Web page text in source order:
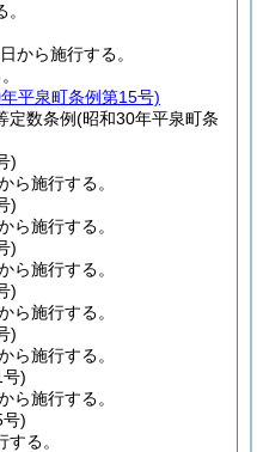
から施行する。
平泉町条例第15号)
定数条例(昭和30年平泉町条
)
ら施行する。
)
ら施行する。
)
ら施行する。
)
ら施行する。
)
ら施行する。
)
ら施行する。
)
る。